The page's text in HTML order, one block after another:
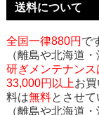
送料について
全国一律880円 で
（離島や北海道
研ぎメンテナンス
33,000円以上お
料は無料とさせて
（離島や北海道